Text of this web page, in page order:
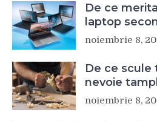
De ce
laptop
noiembrie 8,
De ce scule
nevoie
noiembrie 8,